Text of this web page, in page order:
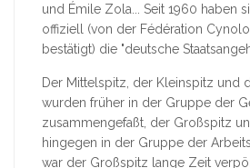
und Émile Zola... Seit 1960 haben
offiziell (von der Fédération
bestätigt) die "deutsche
Der Mittelspitz, der Kleinspitz und
wurden früher in der Gruppe der
zusammengefaßt, der Großspitz
hingegen in der Gruppe der
war der Großspitz lange Zeit